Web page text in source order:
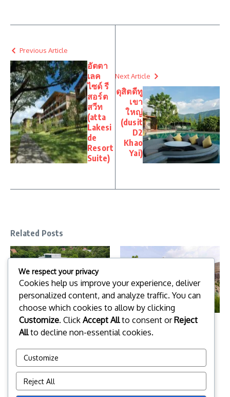
Previous Article
อัตตา
เลค
ไซด์ รี
สอร์ต
สวีท
(atta
Lakesi
de
Resort
Suite)
Next Article
ดุสิตดีทู
เขา
ใหญ่
(dusit
D2
Khao
Yai)
Related Posts
ทิมเบอร์ตัน รีสอร์ต เขาใหญ่
(Timberton Resort Khaoyai)
รุกข์ คีรี เขาใหญ่ (Roukh Kiri
Khao Yai)
We respect your privacy
Cookies help us improve your experience, deliver
personalized content, and analyze traffic. You can
choose which cookies to allow by clicking
Customize. Click Accept Allto consent orReject
Allto decline non-essential cookies.
Customize
Reject All